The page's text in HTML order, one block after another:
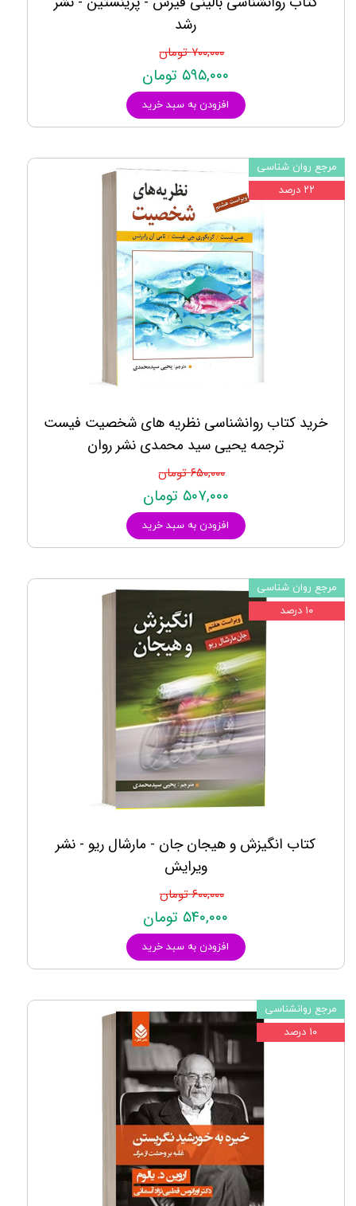
رشد
۷۰۰,۰۰۰ تومان
۵۹۵,۰۰۰ تومان
افزودن به سبد خرید
خرید کتاب روانشناسی نظریه های شخصیت فیست
ترجمه یحیی سید محمدی نشر روان
۶۵۰,۰۰۰ تومان
۵۰۷,۰۰۰ تومان
افزودن به سبد خرید
مرجع روان شناسی
۲۲ درصد
کتاب انگیزش و هیجان جان - مارشال ریو - نشر
ویرایش
۶۰۰,۰۰۰ تومان
۵۴۰,۰۰۰ تومان
افزودن به سبد خرید
مرجع روان شناسی
۱۰ درصد
مرجع روانشناسی
۱۰ درصد